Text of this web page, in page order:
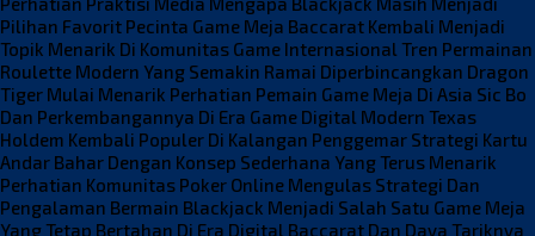
Pilihan Favorit Pecinta Game Meja Baccarat Kembali Menjadi
Topik Menarik Di Komunitas Game Internasional Tren Permainan
Roulette Modern Yang Semakin Ramai Diperbincangkan Dragon
Tiger Mulai Menarik Perhatian Pemain Game Meja Di Asia Sic Bo
Dan Perkembangannya Di Era Game Digital Modern Texas
Holdem Kembali Populer Di Kalangan Penggemar Strategi Kartu
Andar Bahar Dengan Konsep Sederhana Yang Terus Menarik
Perhatian Komunitas Poker Online Mengulas Strategi Dan
Pengalaman Bermain Blackjack Menjadi Salah Satu Game Meja
Yang Tetap Bertahan Di Era Digital Baccarat Dan Daya Tariknya